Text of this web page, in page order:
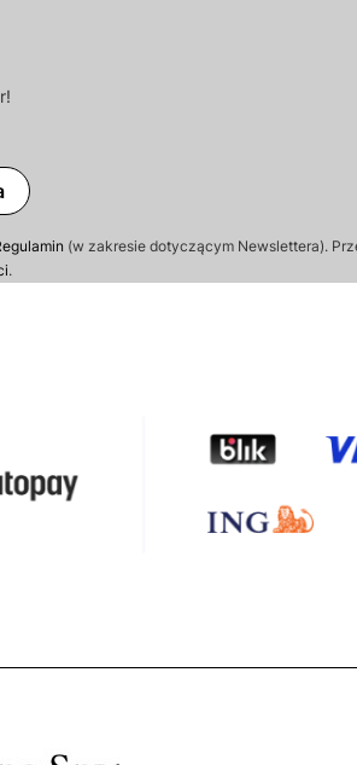
(w zakresie dotyczącym Newslettera).
.